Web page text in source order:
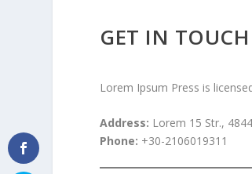
GET IN TOUCH
Lorem Ipsum Press is
Address: Lorem 15 Str.,
Phone: +30-2106019311